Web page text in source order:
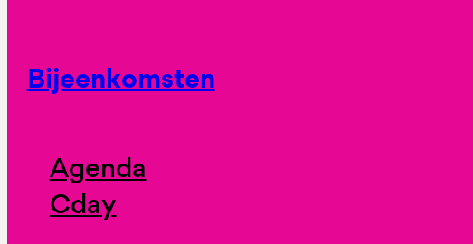
Bijeenkomsten
Agenda
Cday